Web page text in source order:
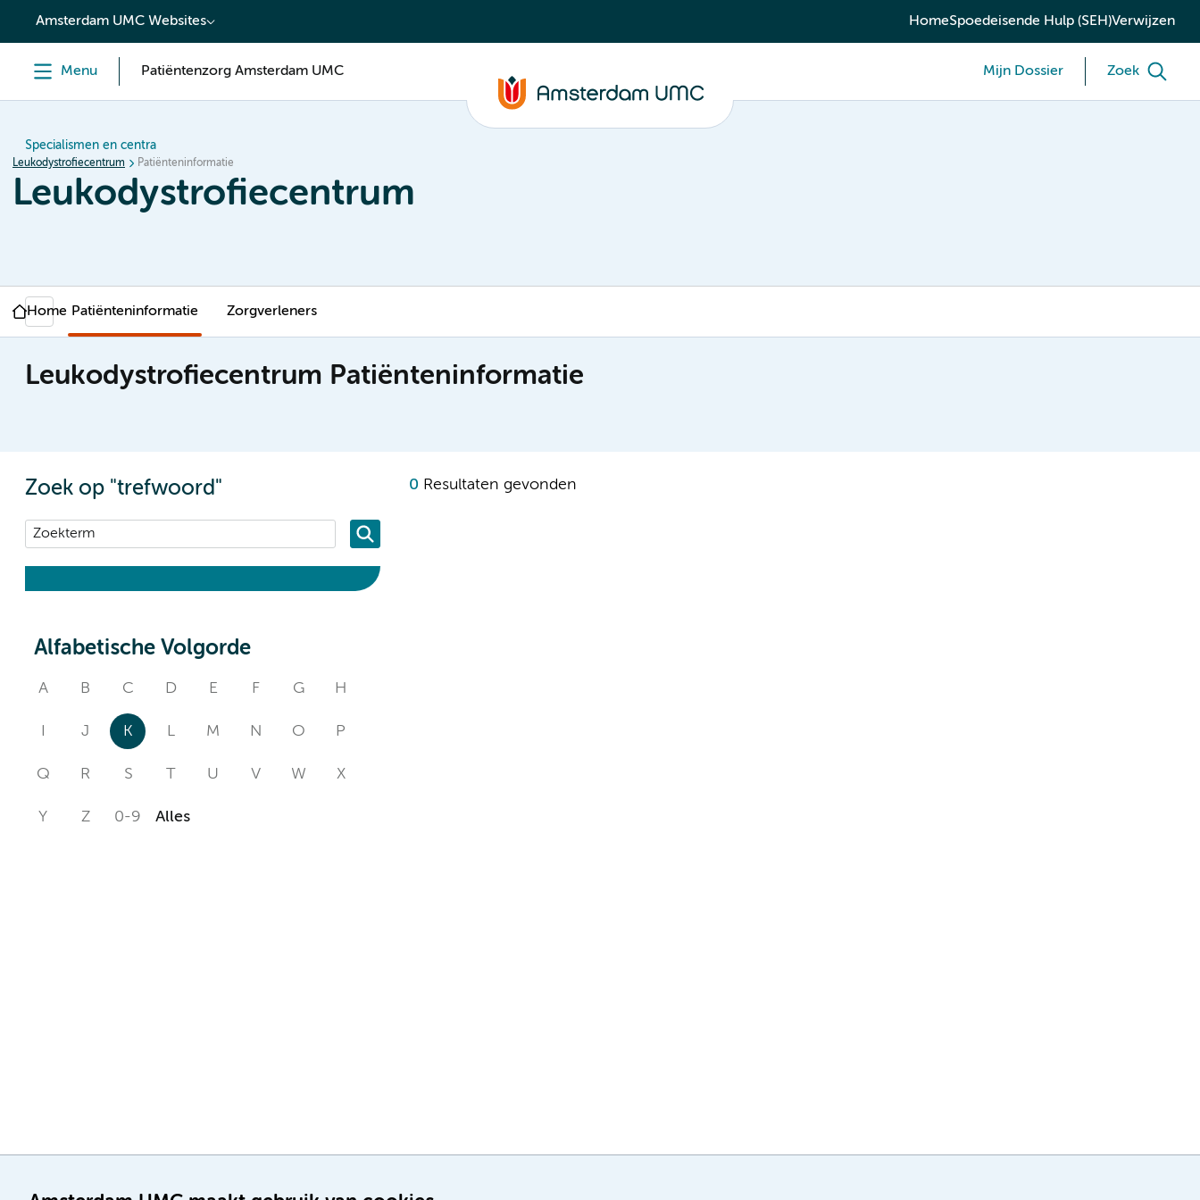
content
Amsterdam UMC Websites HomeSpoedeisende Hulp (SEH)Verwijzen
Menu Patiëntenzorg Amsterdam UMC Mijn Dossier Zoek
Specialismen en centra
Leukodystrofiecentrum Patiënteninformatie
Leukodystrofiecentrum
Home Patiënteninformatie Zorgverleners
Leukodystrofiecentrum Patiënteninformatie
Zoek op "trefwoord"
Alfabetische Volgorde
A B C D E F G H
J K L M N O P
Q R S T U V W X
Y Z 0-9 Alles
0 Resultaten gevonden